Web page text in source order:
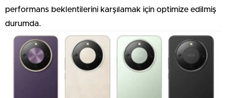
performans beklentilerini karşılamak için optimize edilmiş
durumda.